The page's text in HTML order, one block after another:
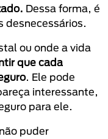
Dessa forma, é
desnecessários.
ou onde a vida
que cada
. Ele pode
interessante,
para ele.
puder